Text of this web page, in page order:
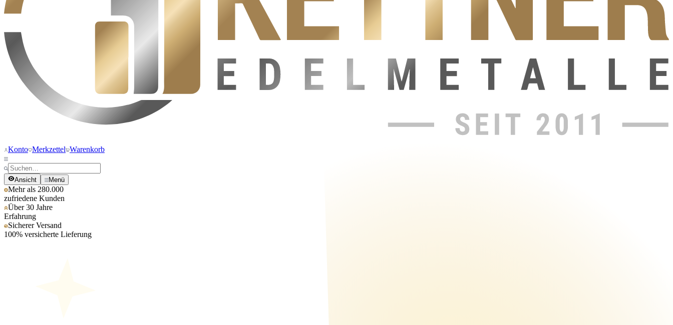
Konto Merkzettel Warenkorb
Ansicht Menü
Mehr als 280.000
zufriedene Kunden
Über 30 Jahre
Erfahrung
Sicherer Versand
100% versicherte Lieferung